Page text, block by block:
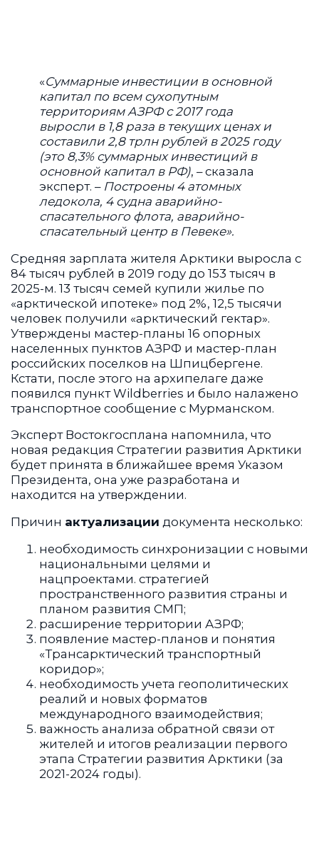
«Суммарные инвестиции в основной
капитал по всем сухопутным
территориям АЗРФ с 2017 года
выросли в 1,8 раза в текущих ценах и
составили 2,8 трлн рублей в 2025 году
(это 8,3% суммарных инвестиций в
основной капитал в РФ), – сказала
эксперт. – Построены 4 атомных
ледокола, 4 судна аварийно-
спасательного флота, аварийно-
спасательный центр в Певеке».
Средняя зарплата жителя Арктики выросла с
84 тысяч рублей в 2019 году до 153 тысяч в
2025-м. 13 тысяч семей купили жилье по
«арктической ипотеке» под 2%, 12,5 тысячи
человек получили «арктический гектар».
Утверждены мастер-планы 16 опорных
населенных пунктов АЗРФ и мастер-план
российских поселков на Шпицбергене.
Кстати, после этого на архипелаге даже
появился пункт Wildberries и было налажено
транспортное сообщение с Мурманском.
Эксперт Востокгосплана напомнила, что
новая редакция Стратегии развития Арктики
будет принята в ближайшее время Указом
Президента, она уже разработана и
находится на утверждении.
Причин актуализации документа несколько:
необходимость синхронизации с новыми
национальными целями и
нацпроектами. стратегией
пространственного развития страны и
планом развития СМП;
расширение территории АЗРФ;
появление мастер-планов и понятия
«Трансарктический транспортный
коридор»;
необходимость учета геополитических
реалий и новых форматов
международного взаимодействия;
важность анализа обратной связи от
жителей и итогов реализации первого
этапа Стратегии развития Арктики (за
2021-2024 годы).